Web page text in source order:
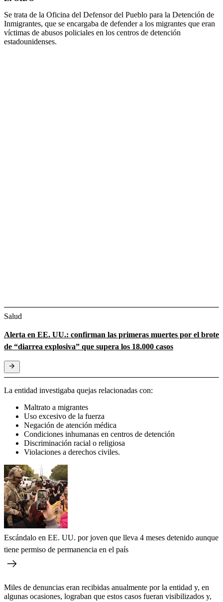
Se trata de la Oficina del Defensor del Pueblo para la Detención de
Inmigrantes, que se encargaba de defender a los migrantes que eran
víctimas de abusos policiales en los centros de detención
estadounidenses.
Salud
Alerta en EE. UU.: confirman las primeras muertes por el brote
de “diarrea explosiva” que supera los 18.000 casos
La entidad investigaba quejas relacionadas con:
Maltrato a migrantes
Uso excesivo de la fuerza
Negación de atención médica
Condiciones inhumanas en centros de detención
Discriminación racial o religiosa
Violaciones a derechos civiles.
Escándalo en EE. UU. por joven que lleva 4 meses detenido aunque
tiene permiso de permanencia en el país
Miles de denuncias eran recibidas anualmente por la entidad y, en
algunas ocasiones, lograban que estos casos fueran visibilizados y,